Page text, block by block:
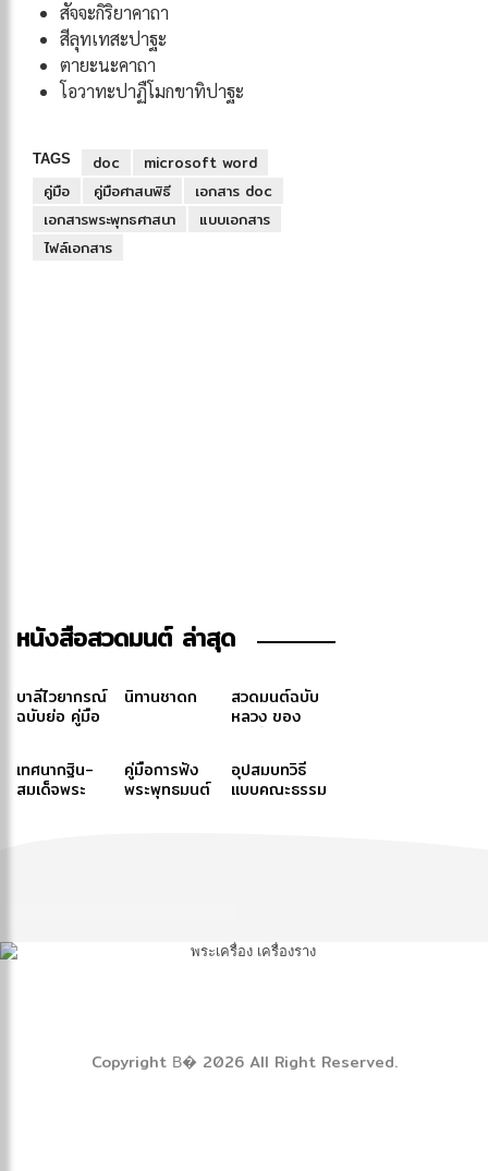
สัจจะกิริยาคาถา
สีลุทเทสะปาฐะ
ตายะนะคาถา
โอวาทะปาฏืโมกขาทิปาฐะ
TAGS doc
microsoft word
คู่มือ
คู่มือศาสนพิธี
เอกสาร doc
เอกสารพระพุทธศาสนา
แบบเอกสาร
ไฟล์เอกสาร
หนังสือสวดมนต์ ล่าสุด
บาลีไวยากรณ์
ฉบับย่อ คู่มือ
สำหรับประโยค
๑-๒ และ ป.ธ.
นิทานชาดก
สวดมนต์ฉบับ
หลวง ของ
สังฆราช (ปุสฺส
เทว)-สมเด็จ
พระสังฆราช
เทศนากฐิน-
สมเด็จพระ
คู่มือการฟัง
พระพุทธมนต์
อุปสมบทวิธี
แบบคณะธรรม
Copyright В� 2026 All Right Reserved.